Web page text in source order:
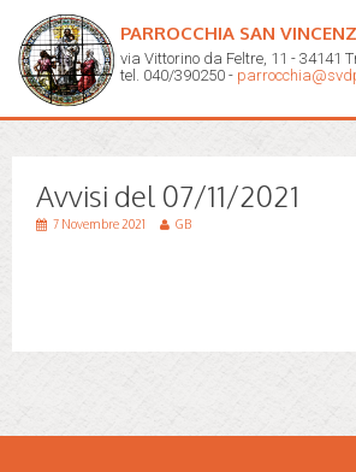
PARROCCHIA SAN
via Vittorino da Feltre, 11 - 34141
tel. 040/390250 -
Avvisi del 07/11/2021
7 Novembre 2021 GB